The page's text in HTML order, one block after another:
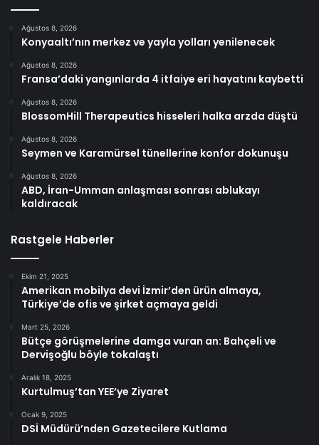
Ağustos 8, 2026
Konyaaltı’nın merkez ve yayla yolları yenilenecek
Ağustos 8, 2026
Fransa’daki yangınlarda 4 itfaiye eri hayatını kaybetti
Ağustos 8, 2026
BlossomHill Therapeutics hisseleri halka arzda düştü
Ağustos 8, 2026
Seymen ve Karamürsel tünellerine konfor dokunuşu
Ağustos 8, 2026
ABD, İran-Umman anlaşması sonrası ablukayı
kaldıracak
Rastgele Haberler
Ekim 21, 2025
Amerikan mobilya devi İzmir’den ürün almaya,
Türkiye’de ofis ve şirket açmaya geldi
Mart 25, 2026
Bütçe görüşmelerine damga vuran an: Bahçeli ve
Dervişoğlu böyle tokalaştı
Aralık 18, 2025
Kurtulmuş’tan YEE’ye Ziyaret
Ocak 9, 2025
DSİ Müdürü’nden Gazetecilere Kutlama